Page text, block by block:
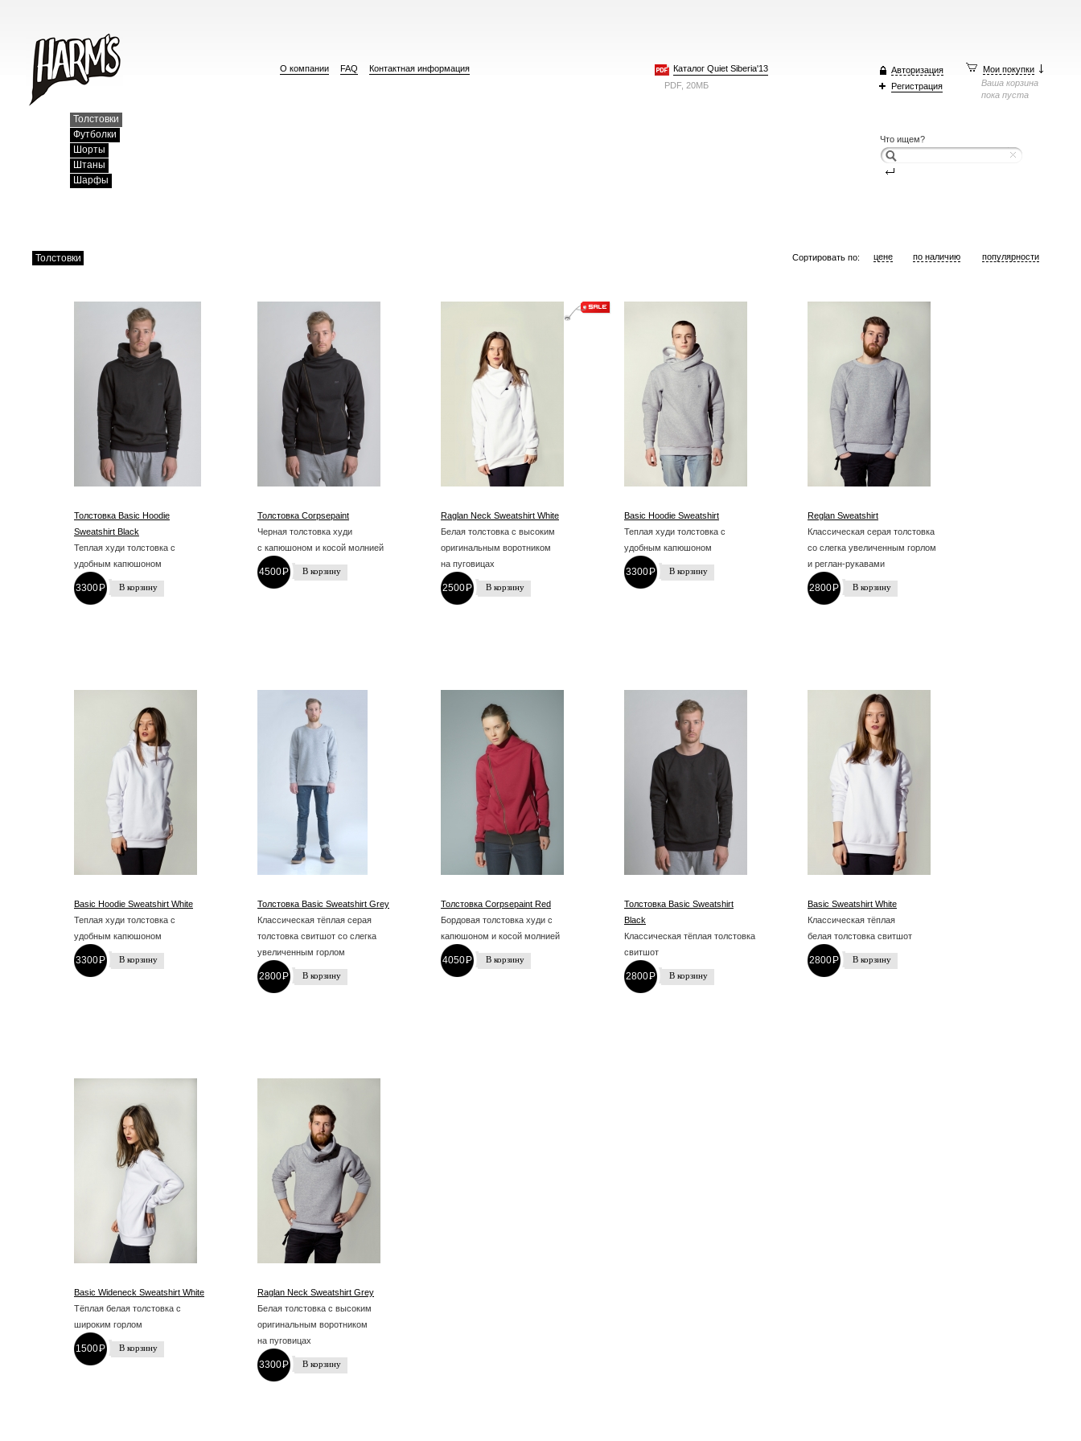
Авторизация
Регистрация
Мои покупки
Ваша корзина
пока пуста
Что ищем?
Каталог Quiet Siberia'13
PDF, 20МБ
О компании FAQ Контактная информация
Толстовки
Футболки
Шорты
Штаны
Шарфы
Сортировать по: цене по наличию популярности
Толстовки
Толстовка Basic Hoodie
Sweatshirt Black
Теплая худи толстовка с
удобным капюшоном
3300P
-
Толстовка Corpsepaint
Черная толстовка худи
с капюшоном и косой молнией
4500P
-
Raglan Neck Sweatshirt White
Белая толстовка с высоким
оригинальным воротником
на пуговицах
2500P
-
Basic Hoodie Sweatshirt
Теплая худи толстовка с
удобным капюшоном
3300P
-
Reglan Sweatshirt
Классическая серая толстовка
со слегка увеличенным горлом
и реглан-рукавами
2800P
-
Basic Hoodie Sweatshirt White
Теплая худи толстовка с
удобным капюшоном
3300P
-
Толстовка Basic Sweatshirt Grey
Классическая тёплая серая
толстовка свитшот со слегка
увеличенным горлом
2800P
-
Толстовка Corpsepaint Red
Бордовая толстовка худи с
капюшоном и косой молнией
4050P
-
Толстовка Basic Sweatshirt
Black
Классическая тёплая толстовка
свитшот
2800P
-
Basic Sweatshirt White
Классическая тёплая
белая толстовка свитшот
2800P
-
Basic Wideneck Sweatshirt White
Тёплая белая толстовка с
широким горлом
1500P
-
Raglan Neck Sweatshirt Grey
Белая толстовка с высоким
оригинальным воротником
на пуговицах
3300P
-